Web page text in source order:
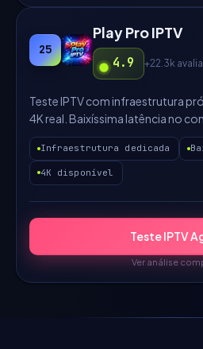
25
Play Pro IPTV
4.9 +22.3k
Teste IPTV com infraestrutura
4K real. Baixíssima latência no
Infraestrutura dedicada
4K disponível
Teste IPTV
Ver análise